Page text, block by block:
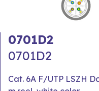
0701D2
0701D2
Cat. 6A F/UTP LSZH